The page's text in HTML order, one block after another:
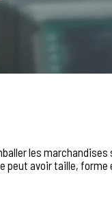
les
peut avoir taille,